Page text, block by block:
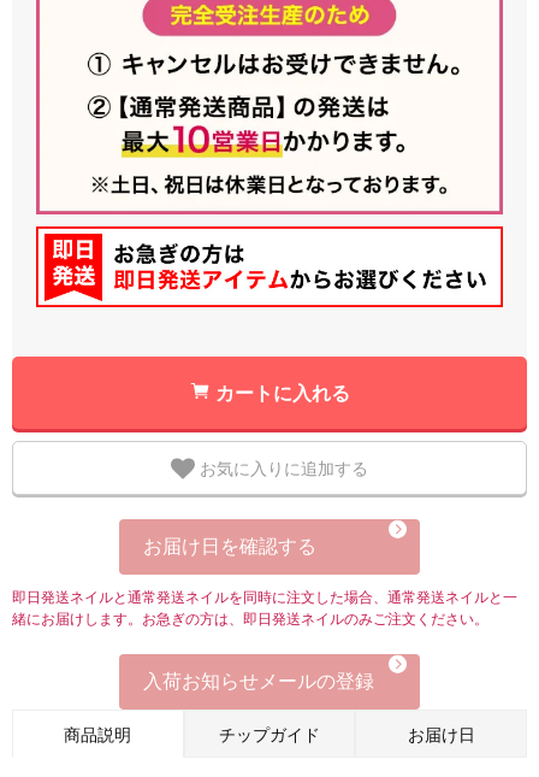
カートに入れる
お気に入りに追加する
お届け日を確認する
即日発送ネイルと通常発送ネイルを同時に注文した場合、通常発送ネイルと一
緒にお届けします。お急ぎの方は、即日発送ネイルのみご注文ください。
入荷お知らせメールの登録
商品説明 チップガイド お届け日